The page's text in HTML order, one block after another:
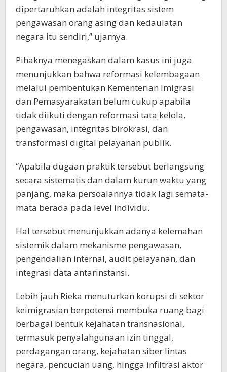
dipertaruhkan adalah integritas sistem
pengawasan orang asing dan kedaulatan
negara itu sendiri,” ujarnya.
Pihaknya menegaskan dalam kasus ini juga
menunjukkan bahwa reformasi kelembagaan
melalui pembentukan Kementerian Imigrasi
dan Pemasyarakatan belum cukup apabila
tidak diikuti dengan reformasi tata kelola,
pengawasan, integritas birokrasi, dan
transformasi digital pelayanan publik.
“Apabila dugaan praktik tersebut berlangsung
secara sistematis dan dalam kurun waktu yang
panjang, maka persoalannya tidak lagi semata-
mata berada pada level individu.
Hal tersebut menunjukkan adanya kelemahan
sistemik dalam mekanisme pengawasan,
pengendalian internal, audit pelayanan, dan
integrasi data antarinstansi.
Lebih jauh Rieka menuturkan korupsi di sektor
keimigrasian berpotensi membuka ruang bagi
berbagai bentuk kejahatan transnasional,
termasuk penyalahgunaan izin tinggal,
perdagangan orang, kejahatan siber lintas
negara, pencucian uang, hingga infiltrasi aktor